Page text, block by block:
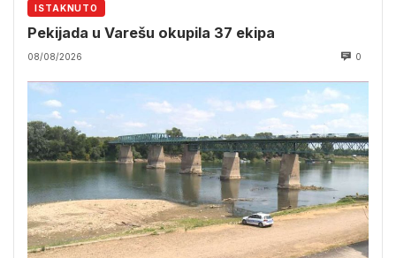
ISTAKNUTO
Pekijada u Varešu okupila 37 ekipa
08/08/2026 0